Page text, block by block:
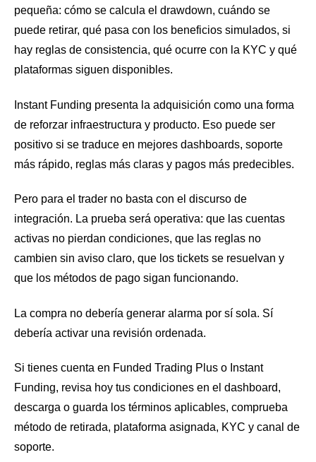
pequeña: cómo se calcula el drawdown, cuándo se
puede retirar, qué pasa con los beneficios simulados, si
hay reglas de consistencia, qué ocurre con la KYC y qué
plataformas siguen disponibles.
Instant Funding presenta la adquisición como una forma
de reforzar infraestructura y producto. Eso puede ser
positivo si se traduce en mejores dashboards, soporte
más rápido, reglas más claras y pagos más predecibles.
Pero para el trader no basta con el discurso de
integración. La prueba será operativa: que las cuentas
activas no pierdan condiciones, que las reglas no
cambien sin aviso claro, que los tickets se resuelvan y
que los métodos de pago sigan funcionando.
La compra no debería generar alarma por sí sola. Sí
debería activar una revisión ordenada.
Si tienes cuenta en Funded Trading Plus o Instant
Funding, revisa hoy tus condiciones en el dashboard,
descarga o guarda los términos aplicables, comprueba
método de retirada, plataforma asignada, KYC y canal de
soporte.